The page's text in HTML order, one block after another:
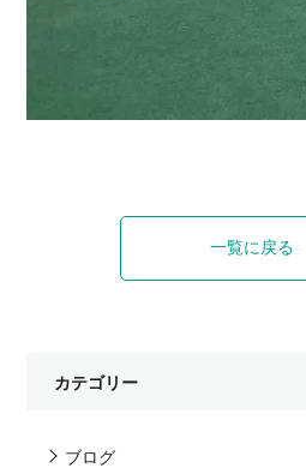
一覧に戻る
カテゴリー
ブログ